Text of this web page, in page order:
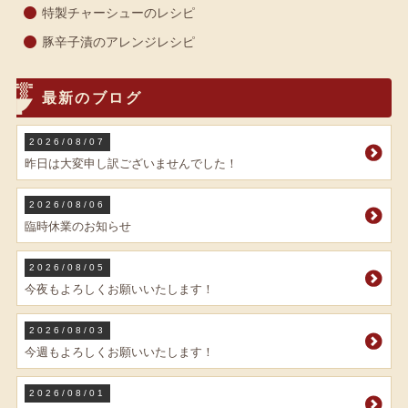
特製チャーシューのレシピ
豚辛子漬のアレンジレシピ
最新のブログ
2026/08/07
昨日は大変申し訳ございませんでした！
2026/08/06
臨時休業のお知らせ
2026/08/05
今夜もよろしくお願いいたします！
2026/08/03
今週もよろしくお願いいたします！
2026/08/01